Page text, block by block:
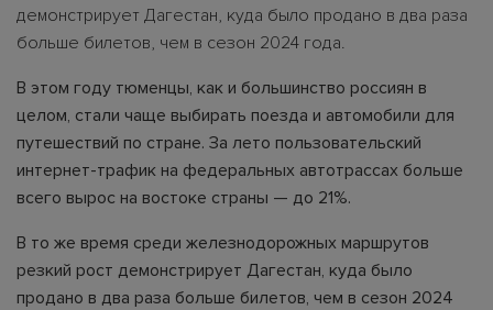
демонстрирует Дагестан, куда было продано в два раза
больше билетов, чем в сезон 2024 года.
В этом году тюменцы, как и большинство россиян в
целом, стали чаще выбирать поезда и автомобили для
путешествий по стране. За лето пользовательский
интернет-трафик на федеральных автотрассах больше
всего вырос на востоке страны — до 21%.
В то же время среди железнодорожных маршрутов
резкий рост демонстрирует Дагестан, куда было
продано в два раза больше билетов, чем в сезон 2024